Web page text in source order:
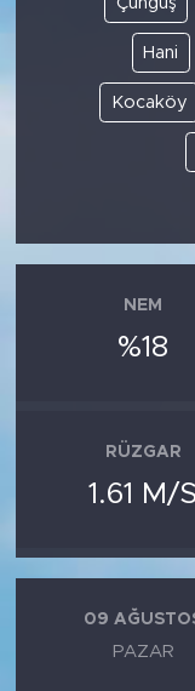
Hani
Kocaköy
NEM
%18
RÜZGAR
1.61 M/S
09
PAZAR